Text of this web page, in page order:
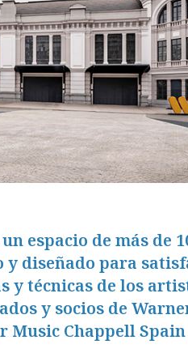
espacio de más de
y diseñado para
y técnicas de los
y socios de
Music Chappell